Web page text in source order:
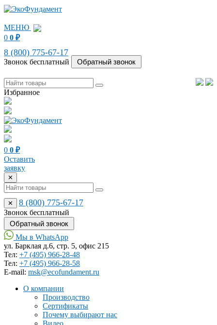
МЕНЮ
0 0 ₽
8 (800) 775-67-17
Звонок бесплатный
Избранное
0 0 ₽
Оставить
заявку
✕
✕ 8 (800) 775-67-17
Звонок бесплатный
Мы в WhatsApp
ул. Барклая д.6, стр. 5, офис 215
Тел: +7 (495) 966-28-48
Тел: +7 (495) 966-28-58
Е-mail: msk@ecofundament.ru
О компании
Производство
Сертификаты
Почему выбирают нас
Видео